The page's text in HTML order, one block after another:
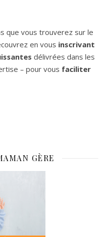
que vous trouverez sur le
en vous inscrivant
délivrées dans les
– pour vous faciliter
GÈRE